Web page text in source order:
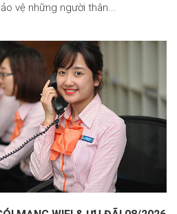
vệ những người thân...